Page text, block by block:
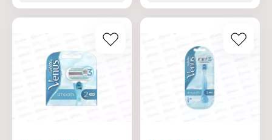
миристиновая кислота,
лауриновая кислота,
масло семян какао
Theobroma, диоксид
кремния, лецитин,
токоферол, аскорбил
пальмитат,
гидрогенизированные
Торговая марка: Gillette
Тип товара: Сменные
Назначение: для станка
Особенность: с
увлажняющей полоской
Количество лезвий: 3